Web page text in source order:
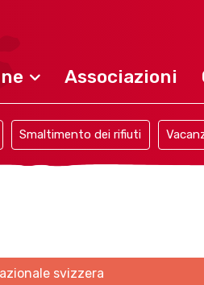
Associazioni
Smaltimento dei rifiuti
svizzera